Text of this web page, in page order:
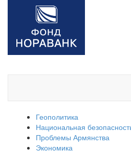
Геополитика
Национальная
Проблемы Армянства
Экономика